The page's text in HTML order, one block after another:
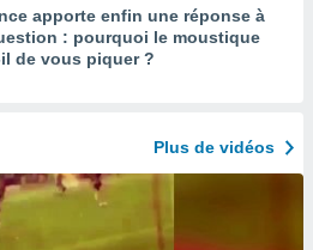
apporte enfin une réponse à
: pourquoi le moustique
de vous piquer ?
Plus de vidéos